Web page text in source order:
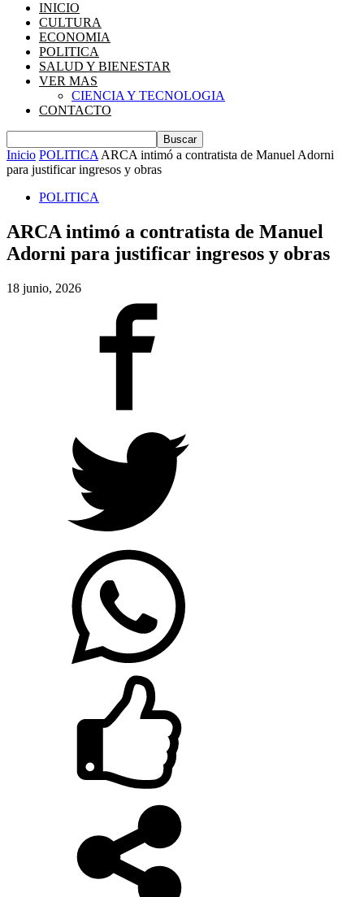
INICIO
CULTURA
ECONOMIA
POLITICA
SALUD Y BIENESTAR
VER MAS
CIENCIA Y TECNOLOGIA
CONTACTO
Inicio POLITICA ARCA intimó a contratista de Manuel Adorni
para justificar ingresos y obras
POLITICA
ARCA intimó a contratista de Manuel
Adorni para justificar ingresos y obras
18 junio, 2026